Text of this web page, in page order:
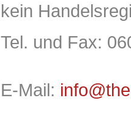
kein
Tel. und Fax:
E-Mail: